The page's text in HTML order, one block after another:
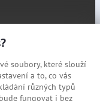
soubory, které slouží
a to, co vás
různých typů
fungovat i bez